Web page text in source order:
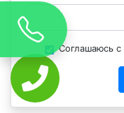
Соглашаюсь с